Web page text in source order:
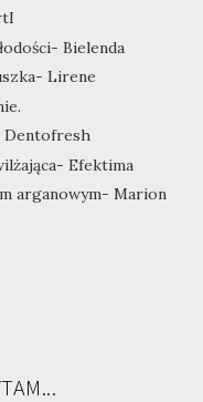
Bielenda
Lirene
Dentofresh
Efektima
arganowym- Marion